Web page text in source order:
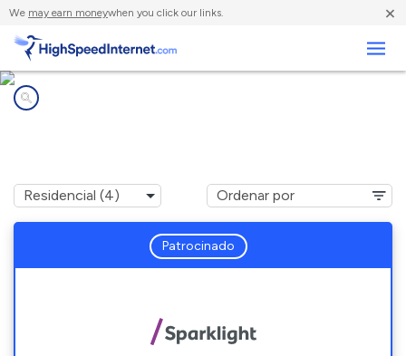
We may earn moneywhen you click our links. ×
Patrocinado